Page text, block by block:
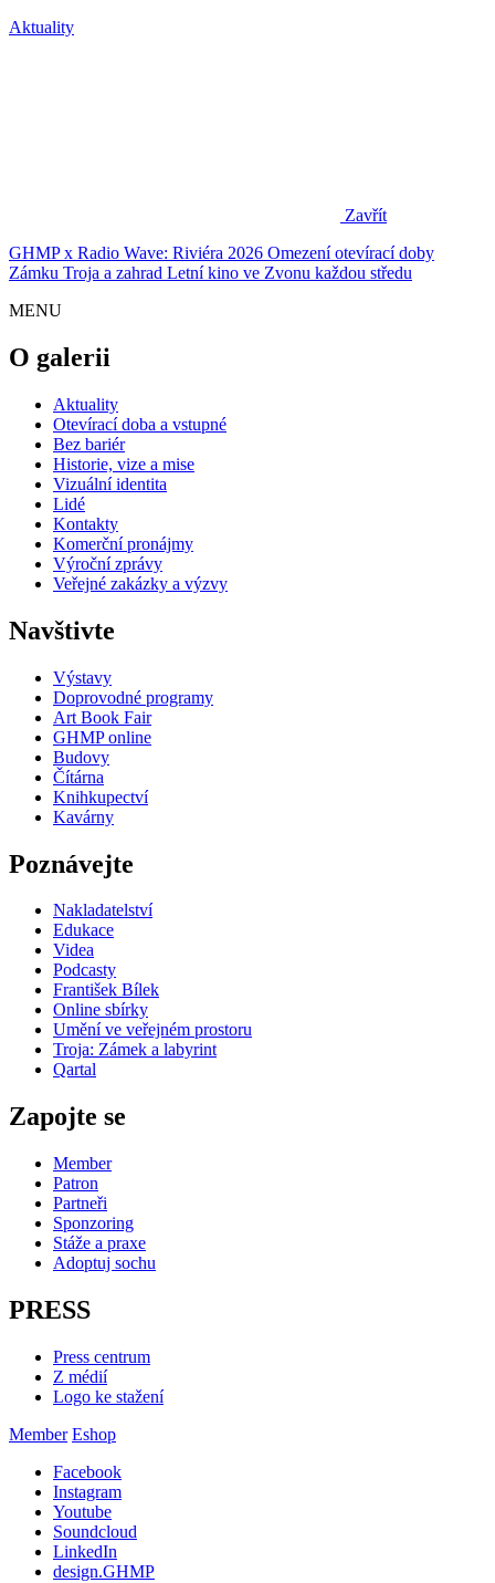
Aktuality
Zavřít
GHMP x Radio Wave: Riviéra 2026 Omezení otevírací doby
Zámku Troja a zahrad Letní kino ve Zvonu každou středu
MENU
O galerii
Aktuality
Otevírací doba a vstupné
Bez bariér
Historie, vize a mise
Vizuální identita
Lidé
Kontakty
Komerční pronájmy
Výroční zprávy
Veřejné zakázky a výzvy
Navštivte
Výstavy
Doprovodné programy
Art Book Fair
GHMP online
Budovy
Čítárna
Knihkupectví
Kavárny
Poznávejte
Nakladatelství
Edukace
Videa
Podcasty
František Bílek
Online sbírky
Umění ve veřejném prostoru
Troja: Zámek a labyrint
Qartal
Zapojte se
Member
Patron
Partneři
Sponzoring
Stáže a praxe
Adoptuj sochu
PRESS
Press centrum
Z médií
Logo ke stažení
Member Eshop
Facebook
Instagram
Youtube
Soundcloud
LinkedIn
design.GHMP